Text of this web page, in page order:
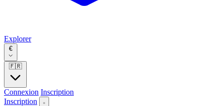
Explorer
€
🇫🇷
Connexion Inscription
Inscription